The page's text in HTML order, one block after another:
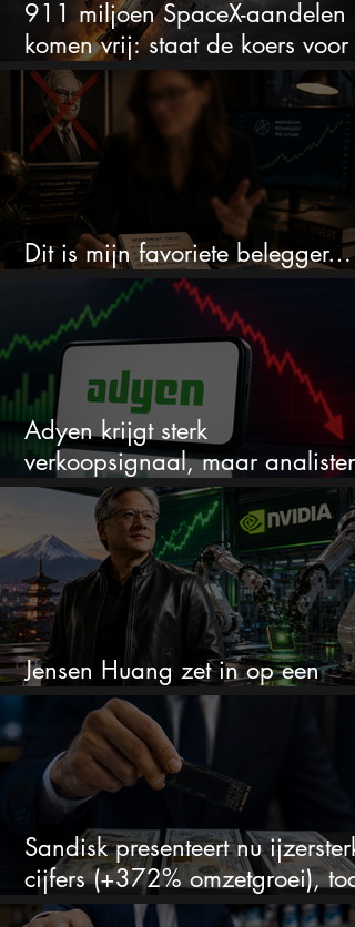
911 miljoen SpaceX-aandelen
komen vrij: staat de koers voor
een nieuwe crash?
Dit is mijn favoriete belegger…
en het is niet Warren Buffett
Adyen krijgt sterk
verkoopsignaal, maar analisten
zien juist een koopkans
Jensen Huang zet in op een
aandeel dat bijna niemand kent
Sandisk presenteert nu
cijfers (+372% omzetgroei), toch
zakt het aandeel weg